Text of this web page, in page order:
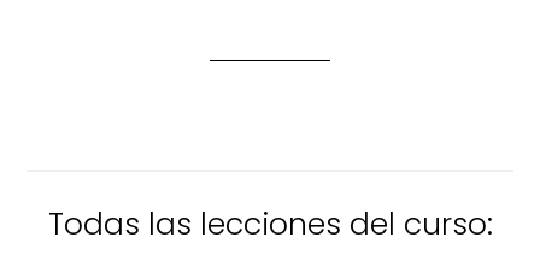
Todas las lecciones del curso: